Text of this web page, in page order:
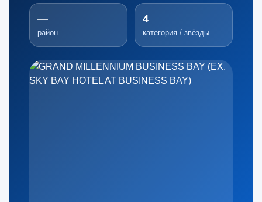
—
район
4
категория / звёзды